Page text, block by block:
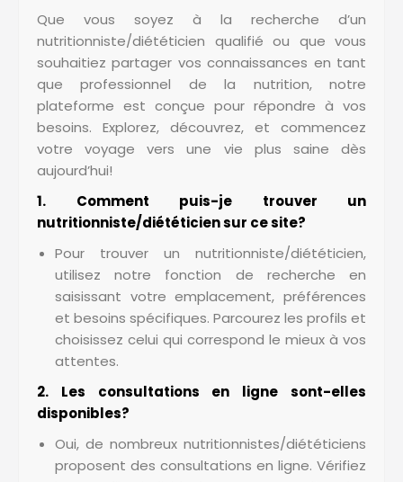
Que vous soyez à la recherche d’un
nutritionniste/diététicien qualifié ou que vous
souhaitiez partager vos connaissances en tant
que professionnel de la nutrition, notre
plateforme est conçue pour répondre à vos
besoins. Explorez, découvrez, et commencez
votre voyage vers une vie plus saine dès
aujourd’hui!
1. Comment puis-je trouver un
nutritionniste/diététicien sur ce site?
Pour trouver un nutritionniste/diététicien,
utilisez notre fonction de recherche en
saisissant votre emplacement, préférences
et besoins spécifiques. Parcourez les profils et
choisissez celui qui correspond le mieux à vos
attentes.
2. Les consultations en ligne sont-elles
disponibles?
Oui, de nombreux nutritionnistes/diététiciens
proposent des consultations en ligne. Vérifiez